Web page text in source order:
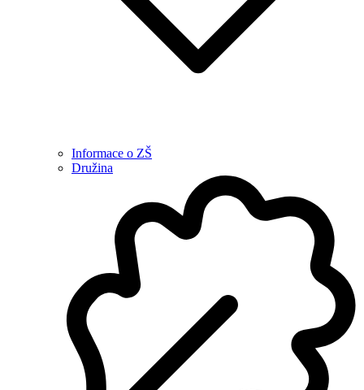
Informace o ZŠ
Družina